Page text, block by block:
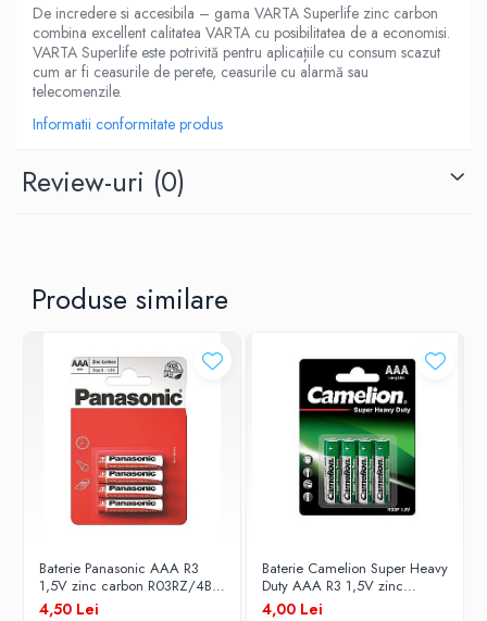
De incredere si accesibila – gama VARTA Superlife zinc carbon
combina excellent calitatea VARTA cu posibilitatea de a economisi.
VARTA Superlife este potrivită pentru aplicațiile cu consum scazut
cum ar fi ceasurile de perete, ceasurile cu alarmă sau
telecomenzile.
Informatii conformitate produs
Review-uri (0)
Produse similare
Baterie Panasonic AAA R3
1,5V zinc carbon R03RZ/4BP
set 4 buc.
4,50 Lei
Baterie Camelion Super Heavy
Duty AAA R3 1,5V zinc
carbon set 4 buc.
4,00 Lei